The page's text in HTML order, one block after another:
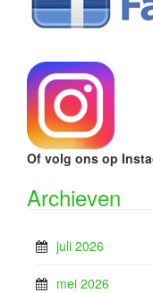
Of volg ons op
Archieven
juli 2026
mei 2026